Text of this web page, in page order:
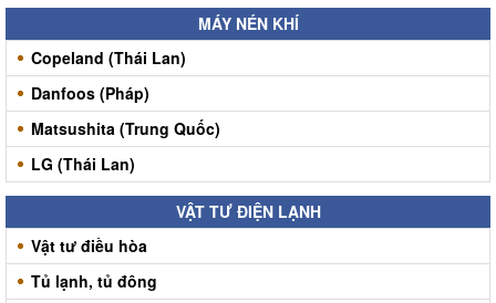
MÁY NÉN KHÍ
Copeland (Thái Lan)
Danfoos (Pháp)
Matsushita (Trung Quốc)
LG (Thái Lan)
VẬT TƯ ĐIỆN LẠNH
Vật tư điều hòa
Tủ lạnh, tủ đông